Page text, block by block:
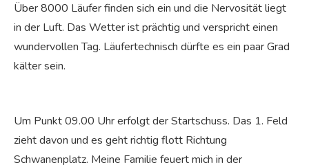
Über 8000 Läufer finden sich ein und die Nervosität liegt
in der Luft. Das Wetter ist prächtig und verspricht einen
wundervollen Tag. Läufertechnisch dürfte es ein paar Grad
kälter sein.
Um Punkt 09.00 Uhr erfolgt der Startschuss. Das 1. Feld
zieht davon und es geht richtig flott Richtung
Schwanenplatz. Meine Familie feuert mich in der